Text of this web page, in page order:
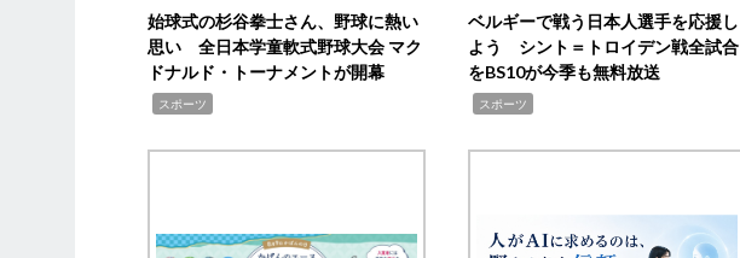
始球式の杉谷拳士さん、野球に熱い
思い 全日本学童軟式野球大会 マク
ドナルド・トーナメントが開幕
スポーツ
ベルギーで戦う日本人選手を応援し
よう シント＝トロイデン戦全試合
をBS10が今季も無料放送
スポーツ